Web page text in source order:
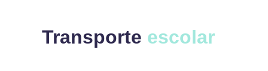
Transporte escolar